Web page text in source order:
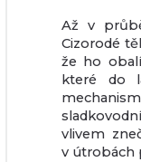
Až v
Cizorodé
že ho
které do
vlivem
v útrobách